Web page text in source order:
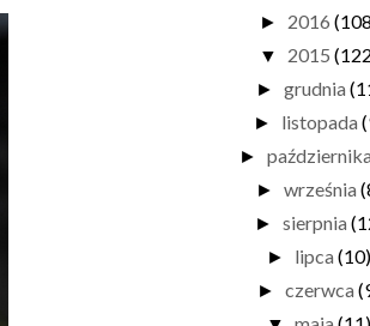
► 2016
▼ 2015
► grudnia
► listopada
► października
► września
► sierpnia
► lipca (10)
► czerwca